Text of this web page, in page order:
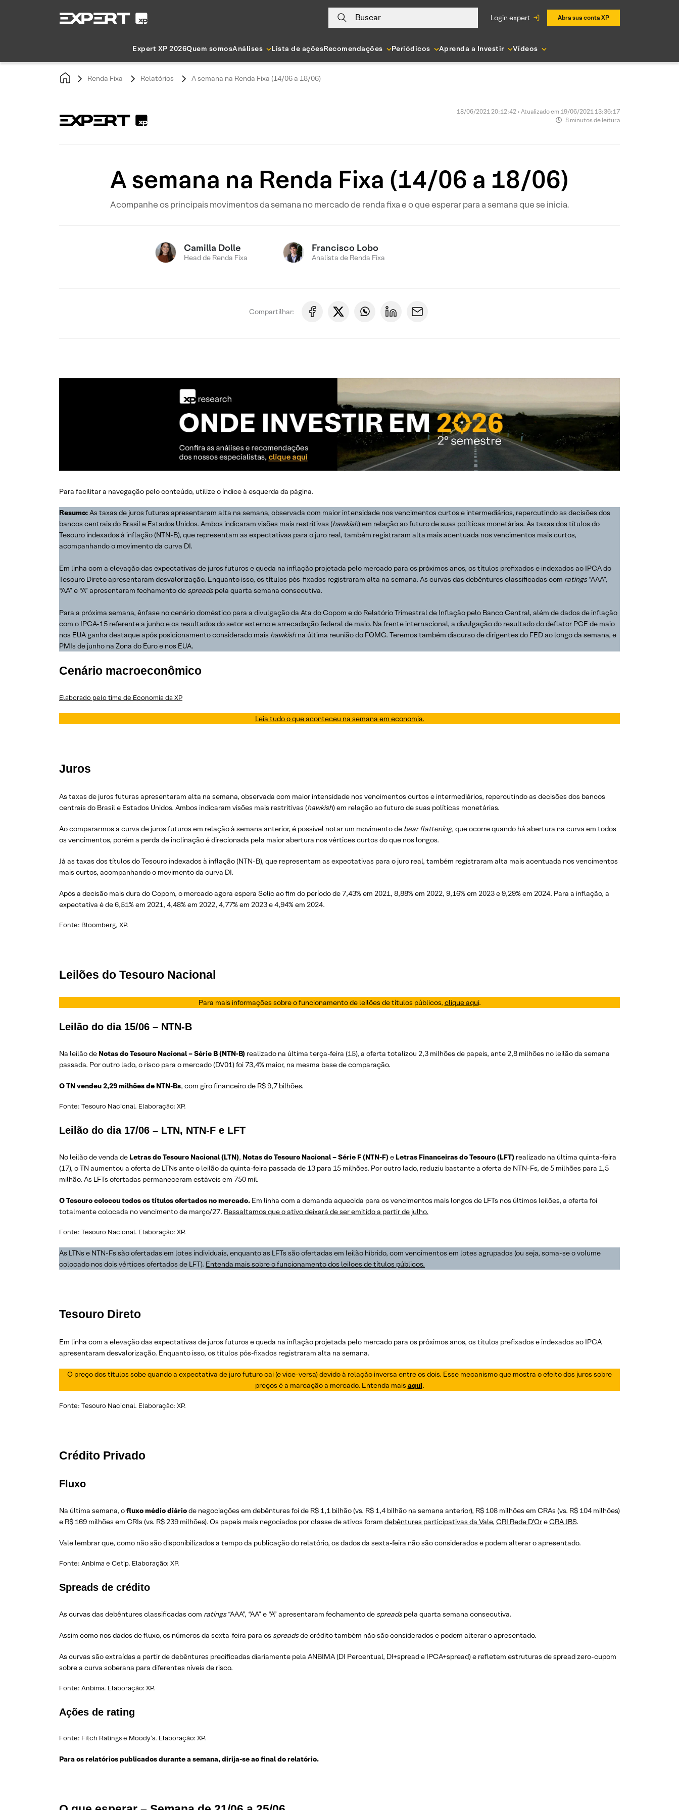
Buscar login expert Abra sua conta XP
Expert XP 2026Quem somosAnálises Lista de açõesRecomendações Periódicos Aprenda a Investir Vídeos
Renda Fixa Relatórios A semana na Renda Fixa (14/06 a 18/06)
18/06/2021 20:12:42 • Atualizado em 19/06/2021 13:36:17
8 minutos de leitura
A semana na Renda Fixa (14/06 a 18/06)
Acompanhe os principais movimentos da semana no mercado de renda fixa e o que esperar para a semana que se inicia.
Camilla Dolle
Head de Renda Fixa
Francisco Lobo
Analista de Renda Fixa
Compartilhar:
Para facilitar a navegação pelo conteúdo, utilize o índice à esquerda da página.
Resumo:As taxas de juros futuras apresentaram alta na semana, observada com maior intensidade nos vencimentos curtos e intermediários, repercutindo as decisões dos
bancos centrais do Brasil e Estados Unidos. Ambos indicaram visões mais restritivas (hawkish) em relação ao futuro de suas políticas monetárias. As taxas dos títulos do
Tesouro indexados à inflação (NTN-B), que representam as expectativas para o juro real, também registraram alta mais acentuada nos vencimentos mais curtos,
acompanhando o movimento da curva DI.
Em linha com a elevação das expectativas de juros futuros e queda na inflação projetada pelo mercado para os próximos anos, os títulos prefixados e indexados ao IPCA do
Tesouro Direto apresentaram desvalorização. Enquanto isso, os títulos pós-fixados registraram alta na semana. As curvas das debêntures classificadas com ratings“AAA”,
“AA” e “A” apresentaram fechamento de spreadspela quarta semana consecutiva.
Para a próxima semana, ênfase no cenário doméstico para a divulgação da Ata do Copom e do Relatório Trimestral de Inflação pelo Banco Central, além de dados de inflação
com o IPCA-15 referente a junho e os resultados do setor externo e arrecadação federal de maio. Na frente internacional, a divulgação do resultado do deflator PCE de maio
nos EUA ganha destaque após posicionamento considerado mais hawkishna última reunião do FOMC. Teremos também discurso de dirigentes do FED ao longo da semana, e
PMIs de junho na Zona do Euro e nos EUA.
Cenário macroeconômico
Elaborado pelo time de Economia da XP
Leia tudo o que aconteceu na semana em economia.
Juros
As taxas de juros futuras apresentaram alta na semana, observada com maior intensidade nos vencimentos curtos e intermediários, repercutindo as decisões dos bancos
centrais do Brasil e Estados Unidos. Ambos indicaram visões mais restritivas (hawkish) em relação ao futuro de suas políticas monetárias.
Ao compararmos a curva de juros futuros em relação à semana anterior, é possível notar um movimento de bear flattening, que ocorre quando há abertura na curva em todos
os vencimentos, porém a perda de inclinação é direcionada pela maior abertura nos vértices curtos do que nos longos.
Já as taxas dos títulos do Tesouro indexados à inflação (NTN-B), que representam as expectativas para o juro real, também registraram alta mais acentuada nos vencimentos
mais curtos, acompanhando o movimento da curva DI.
Após a decisão mais dura do Copom, o mercado agora espera Selic ao fim do período de 7,43% em 2021, 8,88% em 2022, 9,16% em 2023 e 9,29% em 2024. Para a inflação, a
expectativa é de 6,51% em 2021, 4,48% em 2022, 4,77% em 2023 e 4,94% em 2024.
Fonte: Bloomberg, XP.
Leilões do Tesouro Nacional
Para mais informações sobre o funcionamento de leilões de títulos públicos, clique aqui.
Leilão do dia 15/06 – NTN-B
Na leilão de Notas do Tesouro Nacional – Série B (NTN-B) realizado na última terça-feira (15), a oferta totalizou 2,3 milhões de papeis, ante 2,8 milhões no leilão da semana
passada. Por outro lado, o risco para o mercado (DV01) foi 73,4% maior, na mesma base de comparação.
O TN vendeu 2,29 milhões de NTN-Bs, com giro financeiro de R$ 9,7 bilhões.
Fonte: Tesouro Nacional. Elaboração: XP.
Leilão do dia 17/06 – LTN, NTN-F e LFT
No leilão de venda de Letras do Tesouro Nacional (LTN), Notas do Tesouro Nacional – Série F (NTN-F)e Letras Financeiras do Tesouro (LFT) realizado na última quinta-feira
(17), o TN aumentou a oferta de LTNs ante o leilão da quinta-feira passada de 13 para 15 milhões. Por outro lado, reduziu bastante a oferta de NTN-Fs, de 5 milhões para 1,5
milhão. As LFTs ofertadas permaneceram estáveis em 750 mil.
O Tesouro colocou todos os títulos ofertados no mercado. Em linha com a demanda aquecida para os vencimentos mais longos de LFTs nos últimos leilões, a oferta foi
totalmente colocada no vencimento de março/27. Ressaltamos que o ativo deixará de ser emitido a partir de julho.
Fonte: Tesouro Nacional. Elaboração: XP.
As LTNs e NTN-Fs são ofertadas em lotes individuais, enquanto as LFTs são ofertadas em leilão híbrido, com vencimentos em lotes agrupados (ou seja, soma-se o volume
colocado nos dois vértices ofertados de LFT). Entenda mais sobre o funcionamento dos leiloes de títulos públicos.
Tesouro Direto
Em linha com a elevação das expectativas de juros futuros e queda na inflação projetada pelo mercado para os próximos anos, os títulos prefixados e indexados ao IPCA
apresentaram desvalorização. Enquanto isso, os títulos pós-fixados registraram alta na semana.
O preço dos títulos sobe quando a expectativa de juro futuro cai (e vice-versa) devido à relação inversa entre os dois. Esse mecanismo que mostra o efeito dos juros sobre
preços é a marcação a mercado. Entenda mais aqui.
Fonte: Tesouro Nacional. Elaboração: XP.
Crédito Privado
Fluxo
Na última semana, ofluxo médio diáriode negociações em debêntures foi de R$ 1,1 bilhão (vs. R$ 1,4 bilhão na semana anterior), R$ 108 milhões em CRAs (vs. R$ 104 milhões)
e R$ 169 milhões em CRIs (vs. R$ 239 milhões). Os papeis mais negociados por classe de ativos foram debêntures participativas da Vale, CRI Rede D’OreCRA JBS.
Vale lembrar que, como não são disponibilizados a tempo da publicação do relatório, os dados da sexta-feira não são considerados e podem alterar o apresentado.
Fonte: Anbima e Cetip. Elaboração: XP.
Spreads de crédito
As curvas das debêntures classificadas com ratings“AAA”, “AA” e “A” apresentaram fechamento de spreadspela quarta semana consecutiva.
Assim como nos dados de fluxo, os números da sexta-feira para os spreadsde crédito também não são considerados e podem alterar o apresentado.
As curvas são extraídas a partir de debêntures precificadas diariamente pela ANBIMA (DI Percentual, DI+spread e IPCA+spread) e refletem estruturas de spread zero-cupom
sobre a curva soberana para diferentes níveis de risco.
Fonte: Anbima. Elaboração: XP.
Ações de rating
Fonte: Fitch Ratings e Moody’s. Elaboração: XP.
Para os relatórios publicados durante a semana, dirija-se ao final do relatório.